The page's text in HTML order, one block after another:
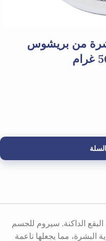
من بريشوس
الداكنة. سيروم للجسم
مما يجعلها ناعمة